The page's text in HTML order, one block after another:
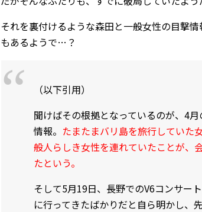
それを裏付けるような森田と一般女性の目撃
もあるようで…？
（以下引用）
聞けばその根拠となっているのが、4月
情報。 たまたまバリ島を旅行していた
般人らしき女性を連れていたことが、
たという。
そして5月19日、長野でのV6コンサー
に行ってきたばかりだと自ら明かし、